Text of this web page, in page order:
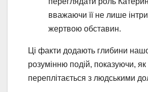
вважаючи її не лише
жертвою обставин.
Ці факти додають глибини
розумінню подій, показуючи, як
переплітається з людськими